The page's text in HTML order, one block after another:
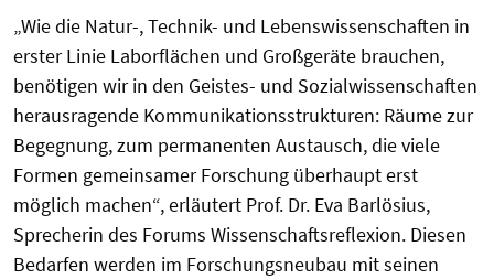
„Wie die Natur-, Technik- und Lebenswissenschaften in
erster Linie Laborflächen und Großgeräte brauchen,
benötigen wir in den Geistes- und Sozialwissenschaften
herausragende Kommunikationsstrukturen: Räume zur
Begegnung, zum permanenten Austausch, die viele
Formen gemeinsamer Forschung überhaupt erst
möglich machen“, erläutert Prof. Dr. Eva Barlösius,
Sprecherin des Forums Wissenschaftsreflexion. Diesen
Bedarfen werden im Forschungsneubau mit seinen